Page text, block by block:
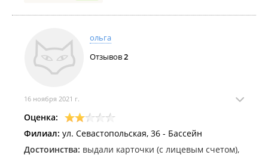
ольга
Отзывов2
16 ноября 2021 г.
Оценка:
Филиал: ул. Севастопольская, 36 - Бассейн
Достоинства: выдали карточки (с лицевым счетом),